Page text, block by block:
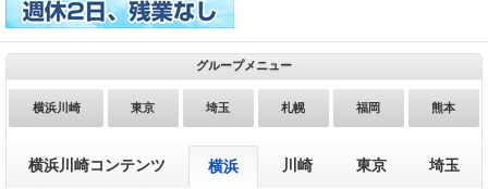
グループメニュー
横浜川崎 東京 埼玉 札幌 福岡 熊本
横浜川崎コンテンツ 横浜 川崎 東京 埼玉